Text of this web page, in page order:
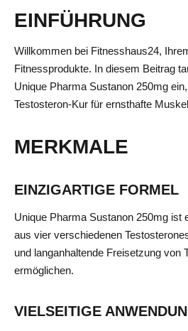
EINFÜHRUNG
Willkommen bei Fitnesshaus24,
Fitnessprodukte. In diesem Beitrag
Unique Pharma Sustanon 250mg
Testosteron-Kur für ernsthafte
MERKMALE
EINZIGARTIGE FORMEL
Unique Pharma Sustanon 250mg ist
aus vier verschiedenen
und langanhaltende Freisetzung von
ermöglichen.
VIELSEITIGE